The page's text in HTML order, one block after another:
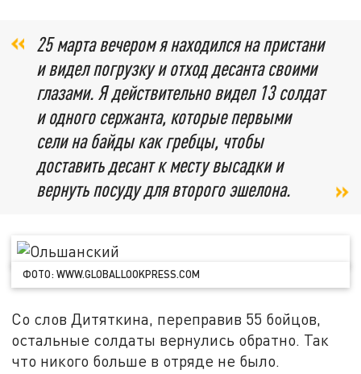
25 марта вечером я находился на пристани
и видел погрузку и отход десанта своими
глазами. Я действительно видел 13 солдат
и одного сержанта, которые первыми
сели на байды как гребцы, чтобы
доставить десант к месту высадки и
вернуть посуду для второго эшелона.
ФОТО: WWW.GLOBALLOOKPRESS.COM
Со слов Дитяткина, переправив 55 бойцов,
остальные солдаты вернулись обратно. Так
что никого больше в отряде не было.